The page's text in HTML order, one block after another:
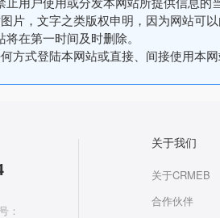
片，文字之类版权申明，因为网站可
在第一时间及时删除。
方式登陆本网站或直接、间接使用本
：
关于我们
关于CRMEB
合作伙伴